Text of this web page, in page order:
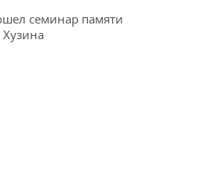
семинар памяти
Хузина